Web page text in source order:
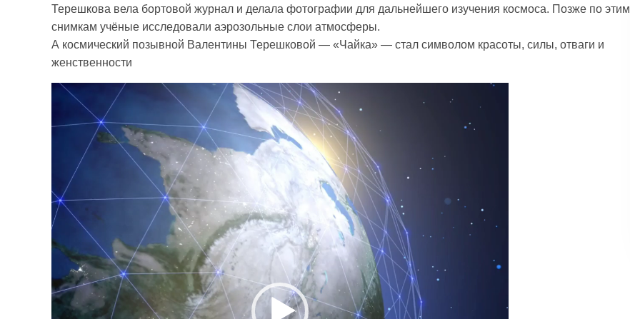
Терешкова вела бортовой журнал и делала фотографии для дальнейшего изучения космоса. Позже по этим
снимкам учёные исследовали аэрозольные слои атмосферы.
А космический позывной Валентины Терешковой — «Чайка» — стал символом красоты, силы, отваги и
женственности
Видеоплеер